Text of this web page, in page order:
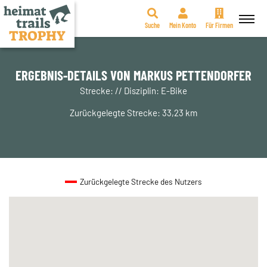
Zum
springen
Suche Mein Konto Für Firmen
ERGEBNIS-DETAILS VON MARKUS PETTENDORFER
Strecke: // Disziplin: E-Bike
Zurückgelegte Strecke: 33,23 km
Zurückgelegte Strecke des Nutzers